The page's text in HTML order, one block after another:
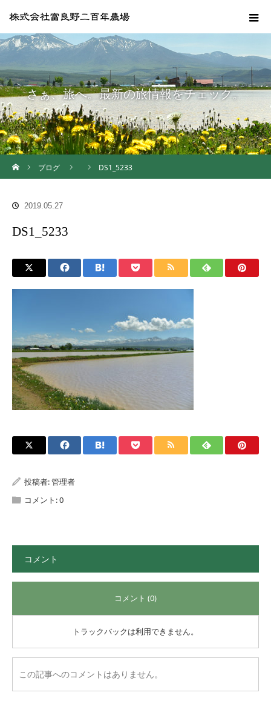
さぁ、旅へ。最新の旅情報をチェック。
ブログ
DS1_5233
2019.05.27
DS1_5233
投稿者:管理者
コメント:0
コメント
コメント (0)
トラックバックは利用できません。
この記事へのコメントはありません。